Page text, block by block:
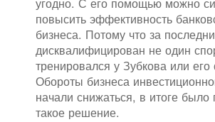
повысить эффективность
бизнеса. Потому что за
дисквалифицирован не один
тренировался у Зубкова или его
Обороты бизнеса
начали снижаться, в итоге было
такое решение.